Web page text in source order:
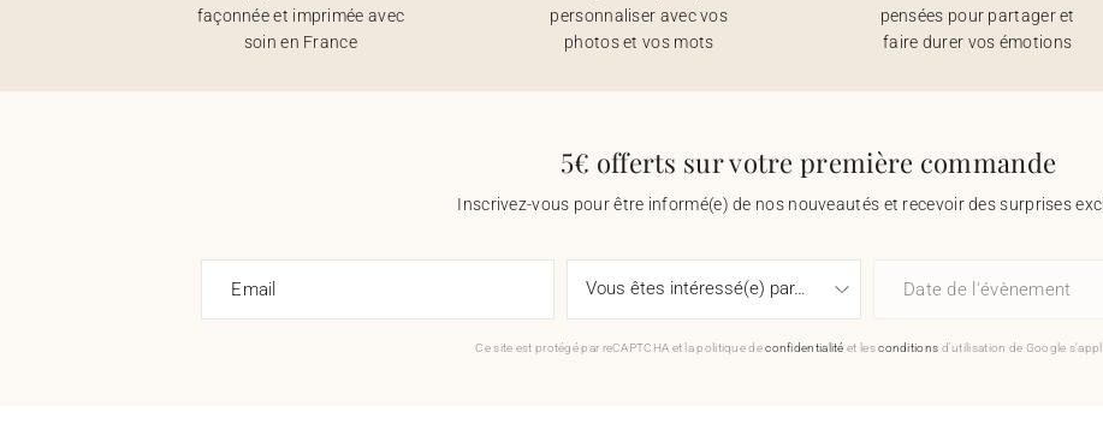
façonnée et imprimée avec
soin en France
personnaliser avec vos
photos et vos mots
pensées pour partager et
faire durer vos émotions
5€ offerts sur votre première commande
Inscrivez-vous pour être informé(e) de nos nouveautés et recevoir des surprises
Email Date de l'évènement
Ce site est protégé par reCAPTCHA et la politique deconfidentialité et lesconditions d'utilisation de Google